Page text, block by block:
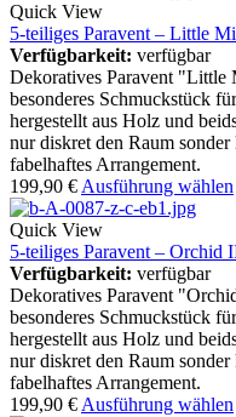
Quick View
5-teiliges Paravent – Little
Verfügbarkeit: verfügbar
Dekoratives Paravent
besonderes Schmuckstück
hergestellt aus Holz und
nur diskret den Raum
fabelhaftes Arrangement.
199,90 € Ausführung wählen
Quick View
5-teiliges Paravent – Orchid
Verfügbarkeit: verfügbar
Dekoratives Paravent
besonderes Schmuckstück
hergestellt aus Holz und
nur diskret den Raum
fabelhaftes Arrangement.
199,90 € Ausführung wählen